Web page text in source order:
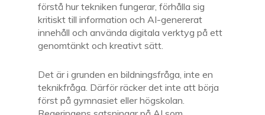
förstå hur tekniken fungerar, förhålla sig
kritiskt till information och AI-genererat
innehåll och använda digitala verktyg på ett
genomtänkt och kreativt sätt.
Det är i grunden en bildningsfråga, inte en
teknikfråga. Därför räcker det inte att börja
först på gymnasiet eller högskolan.